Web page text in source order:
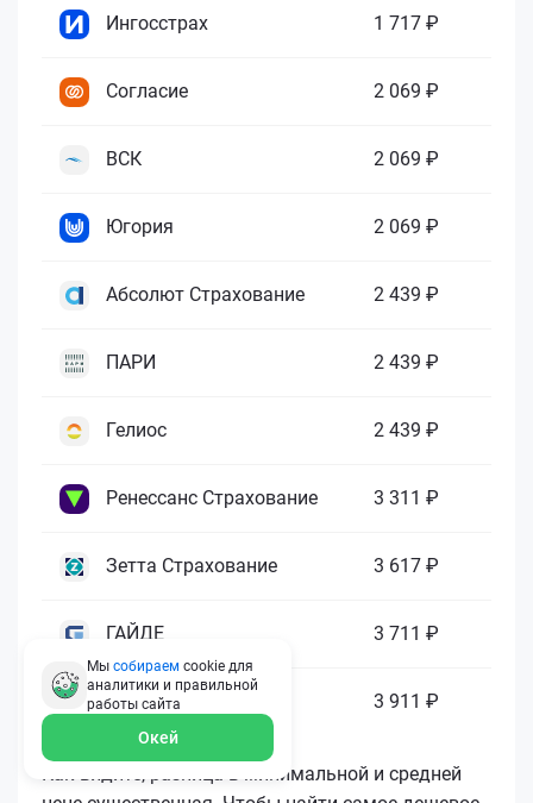
Ингосстрах 1 717 ₽
Согласие 2 069 ₽
ВСК 2 069 ₽
Югория 2 069 ₽
Абсолют Страхование 2 439 ₽
ПАРИ 2 439 ₽
Гелиос 2 439 ₽
Ренессанс Страхование 3 311 ₽
Зетта Страхование 3 617 ₽
ГАЙДЕ 3 711 ₽
МАКС 3 911 ₽
Как видите, разница в минимальной и средней
Мы собираем cookie для
аналитики и правильной
работы сайта
Окей